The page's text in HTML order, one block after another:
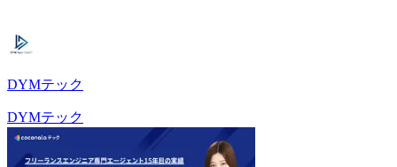
DYMテック
DYMテック